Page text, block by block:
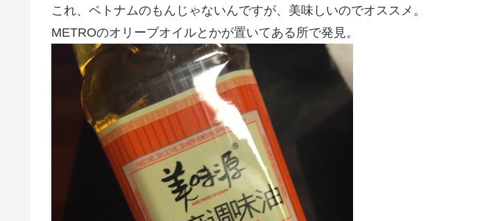
これ、ベトナムのもんじゃないんですが、美味しいのでオススメ。
METROのオリーブオイルとかが置いてある所で発見。